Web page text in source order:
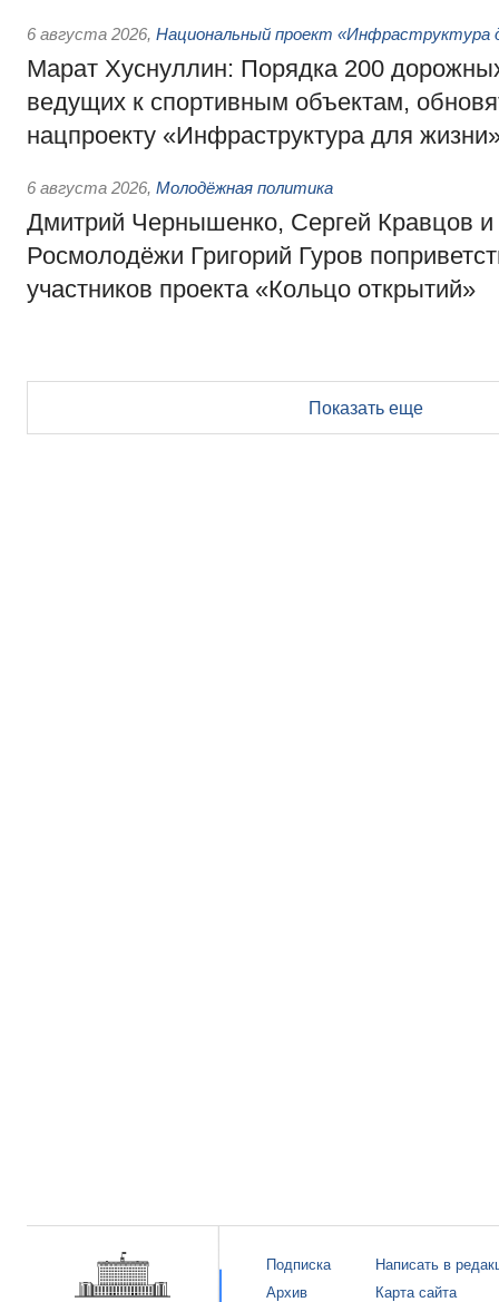
6 августа 2026, Национальный проект «Инфраструктура
Марат Хуснуллин: Порядка 200
ведущих к спортивным объектам,
нацпроекту «Инфраструктура для
6 августа 2026, Молодёжная политика
Дмитрий Чернышенко, Сергей Кравцов и
Росмолодёжи Григорий Гуров
участников проекта «Кольцо открытий»
Показать еще
Подписка
Архив
Написать в
Карта сайта